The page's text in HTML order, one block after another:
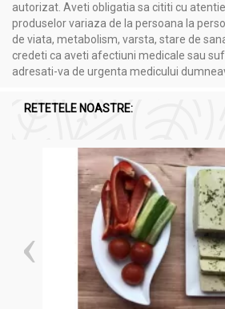
autorizat. Aveti obligatia sa cititi cu
produselor variaza de la persoana la
de viata, metabolism, varsta, stare de
credeti ca aveti afectiuni medicale sau
adresati-va de urgenta medicului
RETETELE NOASTRE: